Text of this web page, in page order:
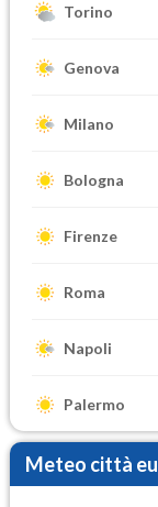
Torino
Genova
Milano
Bologna
Firenze
Roma
Napoli
Palermo
Meteo città